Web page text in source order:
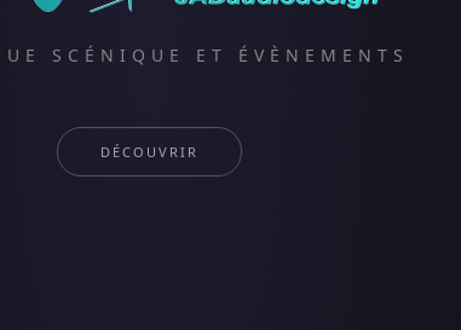
SCÉNIQUE ET ÉVÈNEMENTS
DÉCOUVRIR